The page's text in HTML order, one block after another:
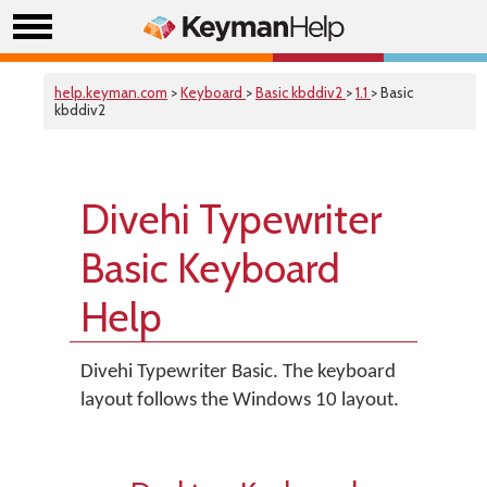
help.keyman.com >Keyboard >Basic kbddiv2 >1.1 > Basic
kbddiv2
Divehi Typewriter
Basic Keyboard
Help
Divehi Typewriter Basic. The keyboard
layout follows the Windows 10 layout.